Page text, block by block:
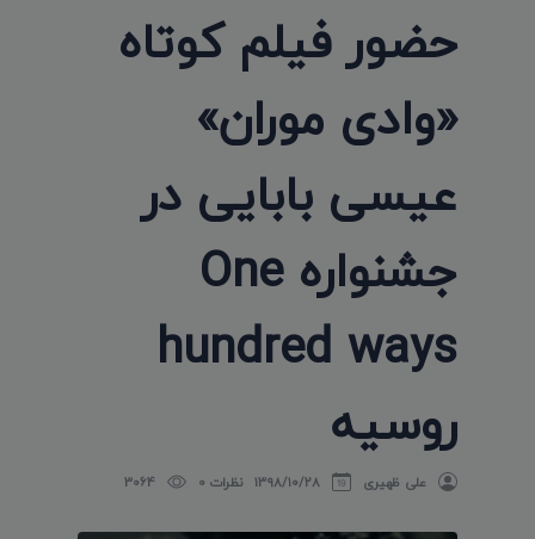
حضور فیلم کوتاه
«وادی موران»
عیسی بابایی در
جشنواره One
hundred ways
روسیه
علی ظهیری ۱۳۹۸/۱۰/۲۸ نظرات 0 3064